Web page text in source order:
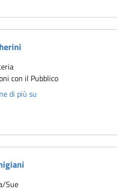
con il Pubblico
di più su
Sue